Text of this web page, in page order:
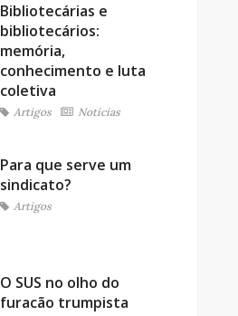
Bibliotecárias e
bibliotecários:
memória,
conhecimento e luta
coletiva
Artigos Notícias
Para que serve um
sindicato?
Artigos
O SUS no olho do
furacão trumpista